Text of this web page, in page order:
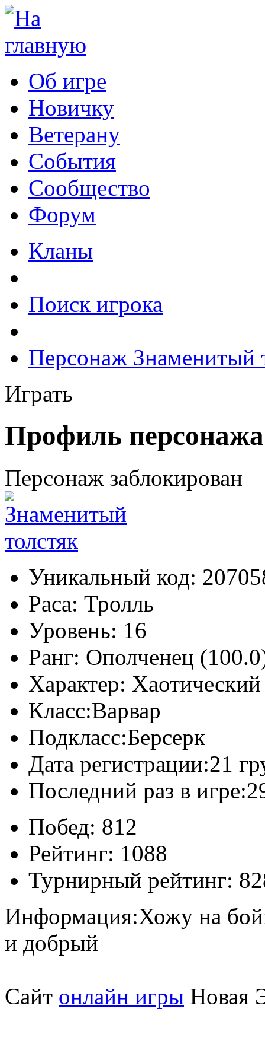
Об игре
Новичку
Ветерану
События
Сообщество
Форум
Кланы
Поиск игрока
Персонаж Знаменитый
Играть
Профиль
Персонаж заблокирован
Уникальный код:
Раса: Тролль
Уровень: 16
Ранг: Ополченец
Характер:
Класс:Варвар
Подкласс:Берсерк
Дата регистрации:21
Последний раз в игре:
Побед: 812
Рейтинг: 1088
Турнирный рейтинг:
Информация:Хожу на
и добрый
Сайт онлайн игры Новая